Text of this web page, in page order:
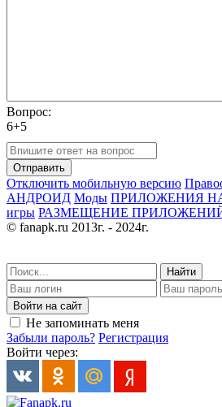
Вопрос:
6+5
Отправить
Отключить мобильную версию
АНДРОИД Моды ПРИЛОЖЕНИЯ
игры РАЗМЕЩЕНИЕ
© fanapk.ru 2013г. - 2024г.
Найти
Войти на сайт
Не запоминать меня
Забыли пароль? Регистрация
Войти через: